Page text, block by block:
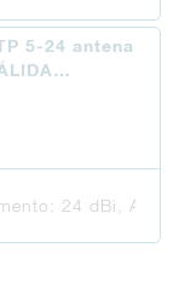
5-24 antena
24 dBi,